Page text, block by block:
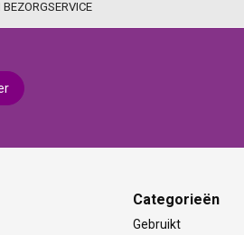
BEZORGSERVICE
Categorieën
Gebruikt